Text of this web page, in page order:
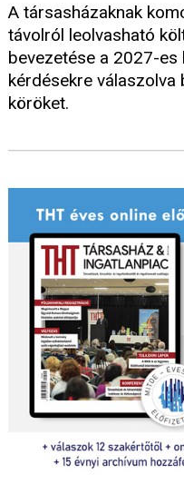
A társasházaknak
távolról leolvasható
bevezetése a 2027-es
kérdésekre
köröket.